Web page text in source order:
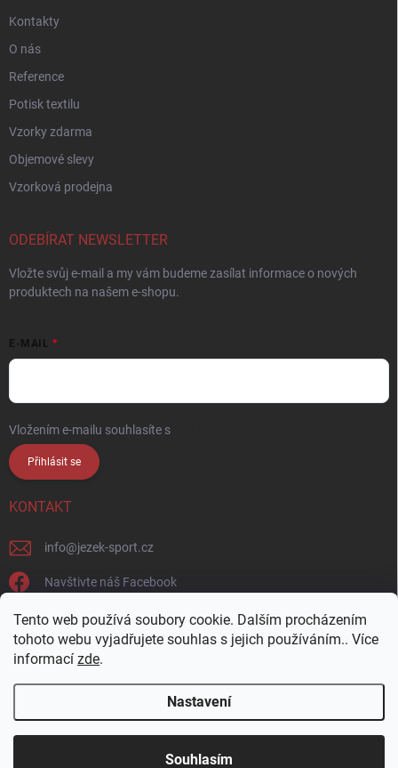
Tento web používá soubory cookie. Dalším procházením
tohoto webu vyjadřujete souhlas s jejich používáním.. Více
informací zde.
Nastavení
Souhlasím
Přijďte si vybrat osobně! Široká nabídka materiálů a
Kontakty
O nás
Reference
Potisk textilu
Vzorky zdarma
Objemové slevy
Vzorková prodejna
ODEBÍRAT NEWSLETTER
Vložte svůj e-mail a my vám budeme zasílat informace o nových
produktech na našem e-shopu.
E-MAIL
Vložením e-mailu souhlasíte s
Přihlásit se
KONTAKT
info@jezek-sport.cz
Navštivte náš Facebook
jezek_sport_np/
Copyright 2026Ježek sport s.r.o.. Všechna práva vyhrazena.Upravit
nastavení cookies